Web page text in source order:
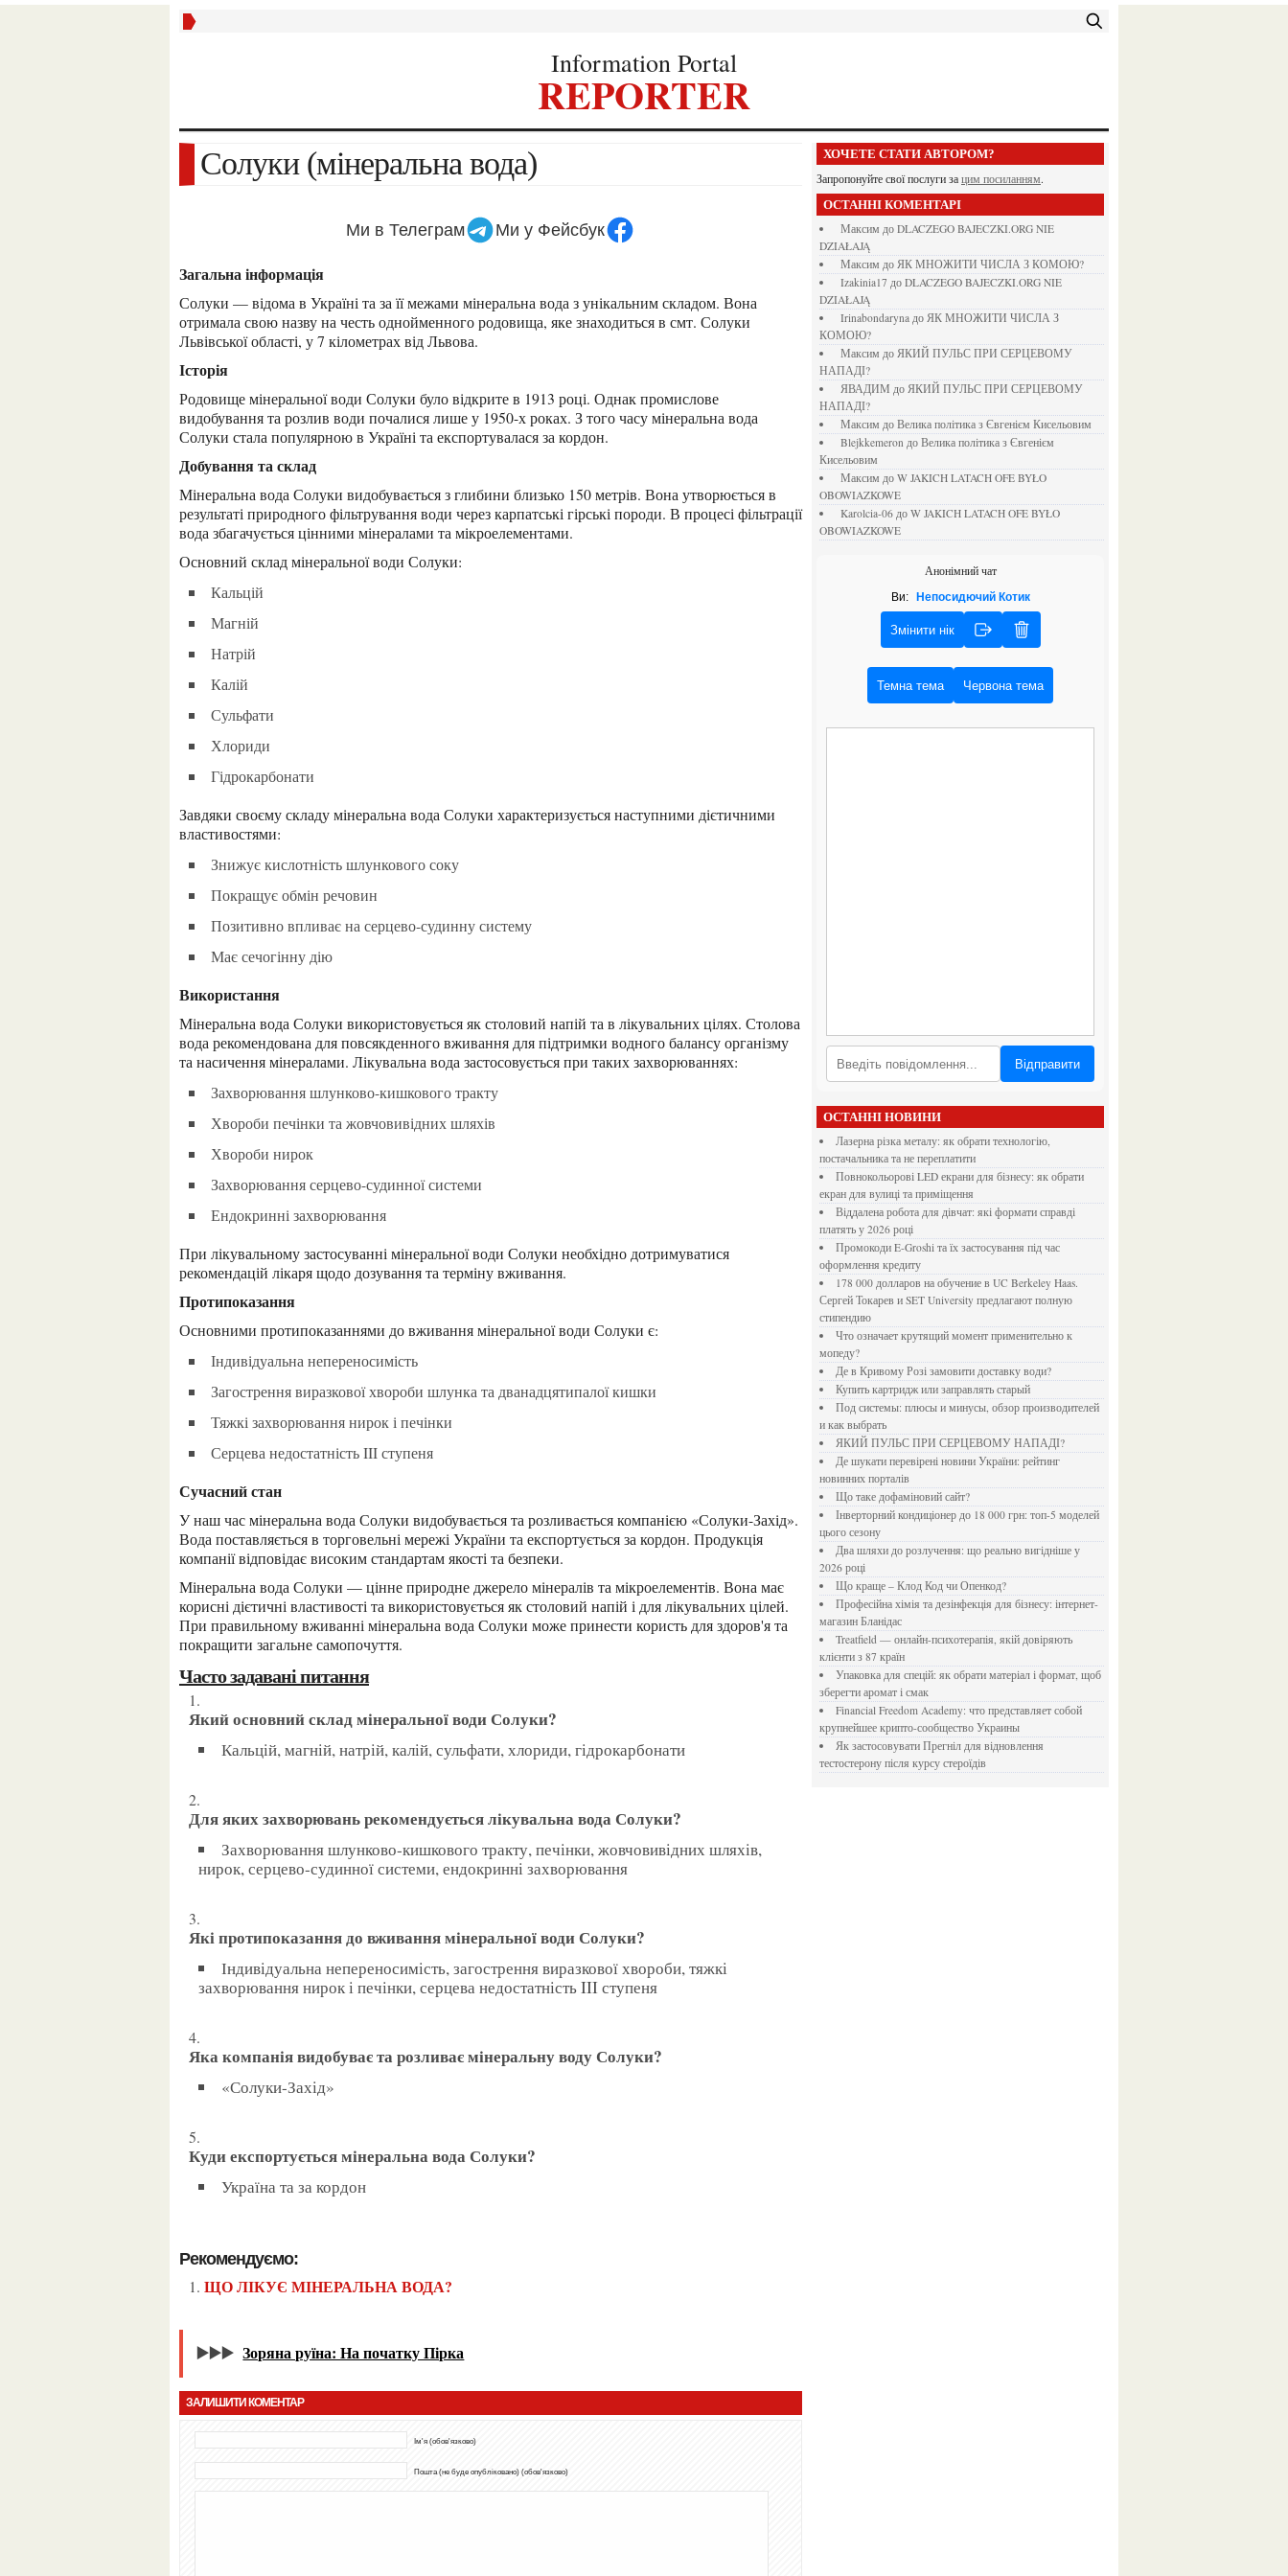
Information Portal
REPORTER
Солуки (мінеральна вода)
Ми в Телеграм Ми у Фейсбук
Загальна інформація
Солуки — відома в Україні та за її межами мінеральна вода з унікальним складом. Вона
отримала свою назву на честь однойменного родовища, яке знаходиться в смт. Солуки
Львівської області, у 7 кілометрах від Львова.
Історія
Родовище мінеральної води Солуки було відкрите в 1913 році. Однак промислове
видобування та розлив води почалися лише у 1950-х роках. З того часу мінеральна вода
Солуки стала популярною в Україні та експортувалася за кордон.
Добування та склад
Мінеральна вода Солуки видобувається з глибини близько 150 метрів. Вона утворюється в
результаті природного фільтрування води через карпатські гірські породи. В процесі фільтрації
вода збагачується цінними мінералами та мікроелементами.
Основний склад мінеральної води Солуки:
Кальцій
Магній
Натрій
Калій
Сульфати
Хлориди
Гідрокарбонати
Завдяки своєму складу мінеральна вода Солуки характеризується наступними дієтичними
властивостями:
Знижує кислотність шлункового соку
Покращує обмін речовин
Позитивно впливає на серцево-судинну систему
Має сечогінну дію
Використання
Мінеральна вода Солуки використовується як столовий напій та в лікувальних цілях. Столова
вода рекомендована для повсякденного вживання для підтримки водного балансу організму
та насичення мінералами. Лікувальна вода застосовується при таких захворюваннях:
Захворювання шлунково-кишкового тракту
Хвороби печінки та жовчовивідних шляхів
Хвороби нирок
Захворювання серцево-судинної системи
Ендокринні захворювання
При лікувальному застосуванні мінеральної води Солуки необхідно дотримуватися
рекомендацій лікаря щодо дозування та терміну вживання.
Протипоказання
Основними протипоказаннями до вживання мінеральної води Солуки є:
Індивідуальна непереносимість
Загострення виразкової хвороби шлунка та дванадцятипалої кишки
Тяжкі захворювання нирок і печінки
Серцева недостатність III ступеня
Сучасний стан
У наш час мінеральна вода Солуки видобувається та розливається компанією «Солуки-Захід».
Вода поставляється в торговельні мережі України та експортується за кордон. Продукція
компанії відповідає високим стандартам якості та безпеки.
Мінеральна вода Солуки — цінне природне джерело мінералів та мікроелементів. Вона має
корисні дієтичні властивості та використовується як столовий напій і для лікувальних цілей.
При правильному вживанні мінеральна вода Солуки може принести користь для здоров'я та
покращити загальне самопочуття.
Часто задавані питання
Який основний склад мінеральної води Солуки?
Кальцій, магній, натрій, калій, сульфати, хлориди, гідрокарбонати
Для яких захворювань рекомендується лікувальна вода Солуки?
Захворювання шлунково-кишкового тракту, печінки, жовчовивідних шляхів,
нирок, серцево-судинної системи, ендокринні захворювання
Які протипоказання до вживання мінеральної води Солуки?
Індивідуальна непереносимість, загострення виразкової хвороби, тяжкі
захворювання нирок і печінки, серцева недостатність III ступеня
Яка компанія видобуває та розливає мінеральну воду Солуки?
«Солуки-Захід»
Куди експортується мінеральна вода Солуки?
Україна та за кордон
Рекомендуємо:
ЩО ЛІКУЄ МІНЕРАЛЬНА ВОДА?
▶️▶️▶️ Зоряна руїна: На початку Пірка
ЗАЛИШИТИ КОМЕНТАР
Ім'я (обов'язково)
Пошта (не буде опубліковано) (обов'язково)
ХОЧЕТЕ СТАТИ АВТОРОМ?
Запропонуйте свої послуги за цим посиланням.
ОСТАННІ КОМЕНТАРІ
Максим до DLACZEGO BAJECZKI.ORG NIE
DZIAŁAJĄ
Максим до ЯК МНОЖИТИ ЧИСЛА З КОМОЮ?
izakinia17 до DLACZEGO BAJECZKI.ORG NIE
DZIAŁAJĄ
irinabondarynaдо ЯК МНОЖИТИ ЧИСЛА З
КОМОЮ?
Максим до ЯКИЙ ПУЛЬС ПРИ СЕРЦЕВОМУ
НАПАДІ?
ЯВАДИМ до ЯКИЙ ПУЛЬС ПРИ СЕРЦЕВОМУ
НАПАДІ?
Максим до Велика політика з Євгенієм Кисельовим
blejkkemeronдо Велика політика з Євгенієм
Кисельовим
Максим до W JAKICH LATACH OFE BYŁO
OBOWIAZKOWE
karolcia-06до W JAKICH LATACH OFE BYŁO
OBOWIAZKOWE
Анонімний чат
Ви: Непосидючий Котик
Змінити нік
Темна тема Червона тема
Відправити
ОСТАННІ НОВИНИ
Лазерна різка металу: як обрати технологію,
постачальника та не переплатити
Повнокольорові LED екрани для бізнесу: як обрати
екран для вулиці та приміщення
Віддалена робота для дівчат: які формати справді
платять у 2026 році
Промокоди E-Groshi та їх застосування під час
оформлення кредиту
178 000 долларов на обучение в UC Berkeley Haas.
Сергей Токарев и SET University предлагают полную
стипендию
Что означает крутящий момент применительно к
мопеду?
Де в Кривому Розі замовити доставку води?
Купить картридж или заправлять старый
Под системы: плюсы и минусы, обзор производителей
и как выбрать
ЯКИЙ ПУЛЬС ПРИ СЕРЦЕВОМУ НАПАДІ?
Де шукати перевірені новини України: рейтинг
новинних порталів
Що таке дофаміновий сайт?
Інверторний кондиціонер до 18 000 грн: топ-5 моделей
цього сезону
Два шляхи до розлучення: що реально вигідніше у
2026 році
Що краще – Клод Код чи Опенкод?
Професійна хімія та дезінфекція для бізнесу: інтернет-
магазин Бланідас
Treatfield — онлайн-психотерапія, якій довіряють
клієнти з 87 країн
Упаковка для спецій: як обрати матеріал і формат, щоб
зберегти аромат і смак
Financial Freedom Academy: что представляет собой
крупнейшее крипто-сообщество Украины
Як застосовувати Прегніл для відновлення
тестостерону після курсу стероїдів